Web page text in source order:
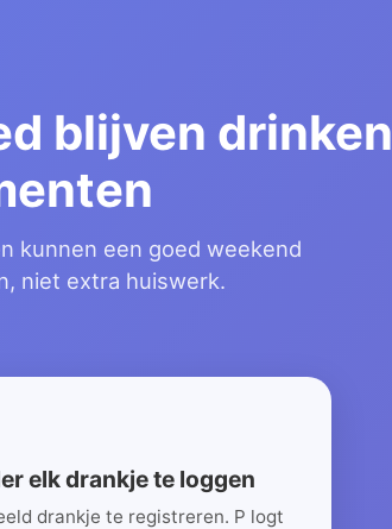
blijven drinken
kunnen een goed weekend
niet extra huiswerk.
elk drankje te loggen
drankje te registreren. P logt